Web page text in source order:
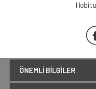
ÖNEMLI BILGILER